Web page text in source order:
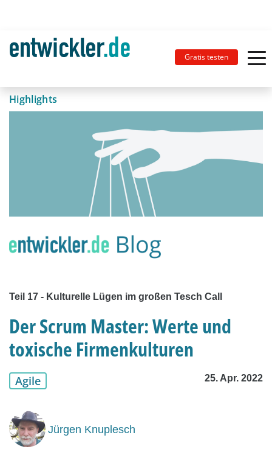
Gratis testen
Highlights
Teil 17 - Kulturelle Lügen im großen Tesch Call
Der Scrum Master: Werte und
toxische Firmenkulturen
Agile 25. Apr. 2022
Jürgen Knuplesch